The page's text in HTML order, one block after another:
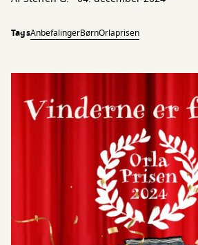
TagsAnbefalingerBørnOrlaprisen